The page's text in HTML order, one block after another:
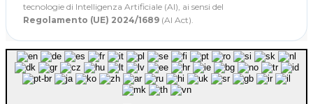
tecnologie di Intelligenza Artificiale (AI), ai sensi del
Regolamento (UE) 2024/1689 (AI Act).